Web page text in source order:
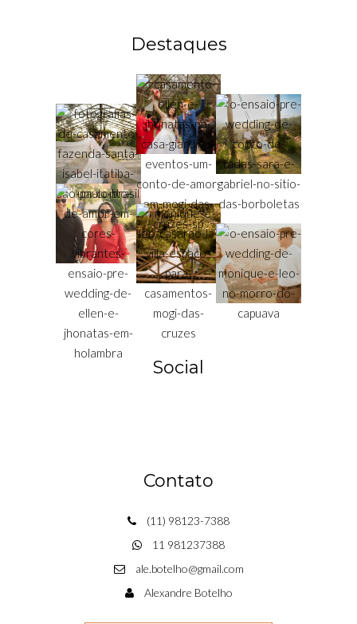
Destaques
Social
Contato
(11) 98123-7388
11 981237388
ale.botelho@gmail.com
Alexandre Botelho